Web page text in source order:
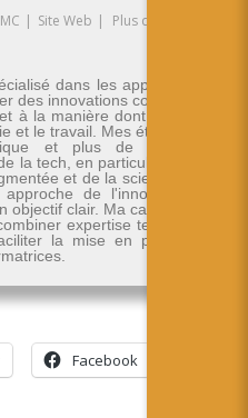
| Site Web |
Plus de
dans les applications
des innovations concrètes.
à la manière dont on peut
et le travail. Mes études en
et plus de 30 ans
la tech, en particulier dans
et de la science des
de l'innovation -
clair. Ma carrière se
expertise technique
la mise en place de
Facebook